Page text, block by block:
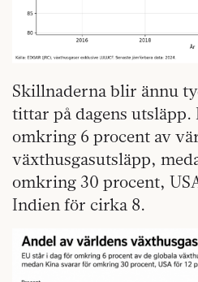
Skillnaderna blir ännu
tittar på dagens utsläpp.
omkring 6 procent av
växthusgasutsläpp,
omkring 30 procent,
Indien för cirka 8.